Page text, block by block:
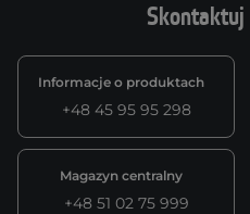
Skontaktuj
Informacje o produktach
+48 45 95 95 298
Magazyn centralny
+48 51 02 75 999